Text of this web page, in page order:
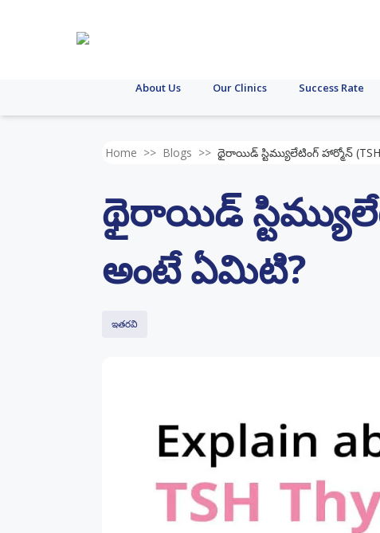
About Us Our Clinics Success Rate
Home >> Blogs >> థైరాయిడ్ స్టిమ్యులేటింగ్ హార్మోన్
థైరాయిడ్
అంటే ఏమిటి?
ఇతరవి